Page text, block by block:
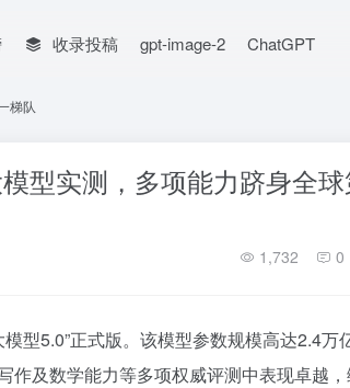
收录投稿 gpt-image-2 ChatGPT
梯队
型实测，多项能力跻身全
1,732 0
型5.0”正式版。该模型参数规模高达2.4万
作及数学能力等多项权威评测中表现卓越